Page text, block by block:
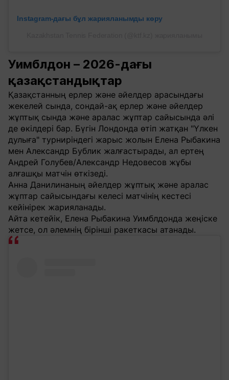
Instagram-дағы бұл жарияланымды көру
Уимблдон – 2026-дағы
қазақстандықтар
Қазақстанның ерлер және әйелдер арасындағы
жекелей сында, сондай-ақ ерлер және әйелдер
жұптық сында және аралас жұптар сайысында әлі
де өкілдері бар. Бүгін Лондонда өтіп жатқан "Үлкен
дулыға" турниріндегі жарыс жолын Елена Рыбакина
мен Александр Бублик жалғастырады, ал ертең
Андрей Голубев/Александр Недовесов жұбы
алғашқы матчін өткізеді.
Анна Данилинаның әйелдер жұптық және аралас
жұптар сайысындағы келесі матчінің кестесі
кейінірек жарияланады.
Айта кетейік, Елена Рыбакина Уимблдонда жеңіске
жетсе, ол әлемнің бірінші ракеткасы атанады.